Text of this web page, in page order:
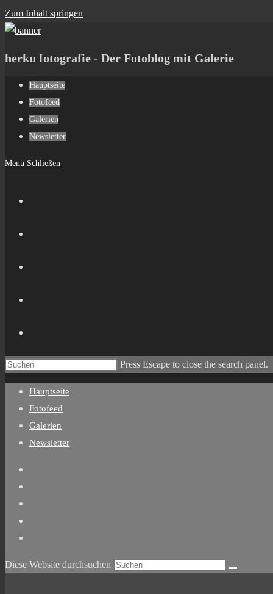
Zum Inhalt springen
herku fotografie - Der Fotoblog mit Galerie
Hauptseite
Fotofeed
Galerien
Newsletter
Menü Schließen
Press Escape to close the search panel.
Hauptseite
Fotofeed
Galerien
Newsletter
Diese Website durchsuchen